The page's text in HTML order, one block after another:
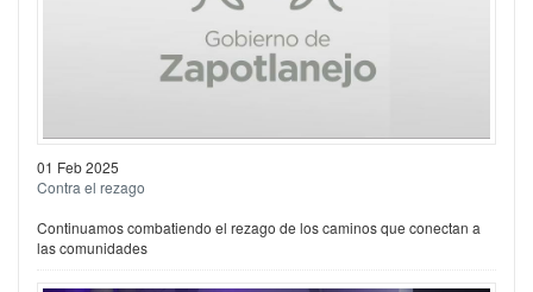
01 Feb 2025
Contra el rezago
Continuamos combatiendo el rezago de los caminos que conectan a
las comunidades